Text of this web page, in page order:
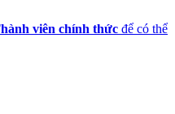
viên chính thức để có thể